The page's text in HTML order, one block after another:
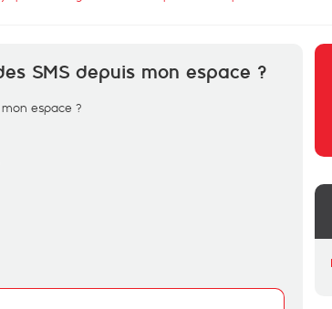
SMS depuis mon espace ?
espace ?